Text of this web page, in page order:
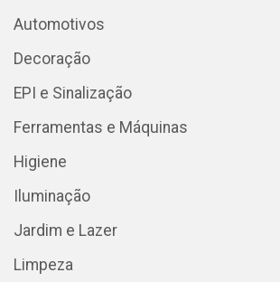
Automotivos
Decoração
EPI e Sinalização
Ferramentas e Máquinas
Higiene
Iluminação
Jardim e Lazer
Limpeza